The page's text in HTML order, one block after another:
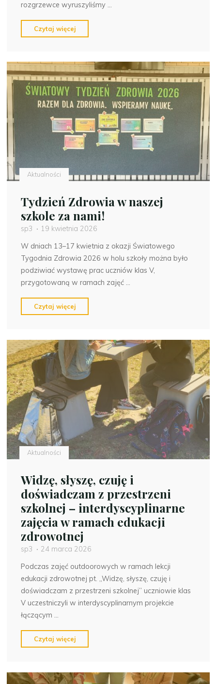
rozgrzewce wyruszyliśmy …
Czytaj więcej
marsz
Walking"
Aktualności
Tydzień Zdrowia w naszej
szkole za nami!
sp3
19 kwietnia 2026
W dniach 13–17 kwietnia z okazji Światowego
Tygodnia Zdrowia 2026 w holu szkoły można było
podziwiać wystawę prac uczniów klas V,
przygotowaną w ramach zajęć …
Czytaj więcej
naszej
szkole
za
nami!"
Aktualności
Widzę, słyszę, czuję i
doświadczam z przestrzeni
szkolnej – interdyscyplinarne
zajęcia w ramach edukacji
zdrowotnej
sp3
24 marca 2026
Podczas zajęć outdoorowych w ramach lekcji
edukacji zdrowotnej pt. „Widzę, słyszę, czuję i
doświadczam z przestrzeni szkolnej” uczniowie klas
V uczestniczyli w interdyscyplinarnym projekcie
łączącym …
Czytaj więcej
słyszę,
i